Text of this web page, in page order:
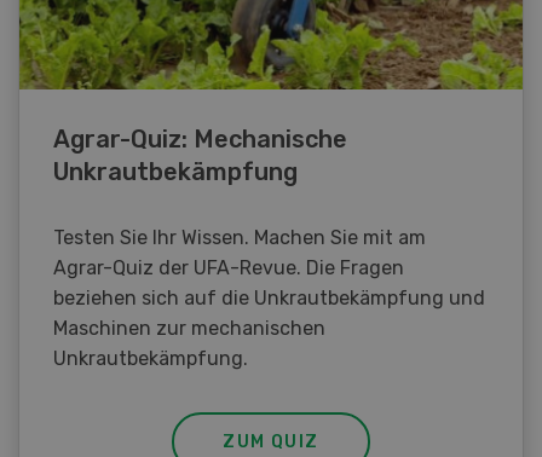
Agrar-Quiz: Mechanische
Unkrautbekämpfung
Testen Sie Ihr Wissen. Machen Sie mit am
Agrar-Quiz der UFA-Revue. Die Fragen
beziehen sich auf die Unkrautbekämpfung und
Maschinen zur mechanischen
Unkrautbekämpfung.
ZUM QUIZ